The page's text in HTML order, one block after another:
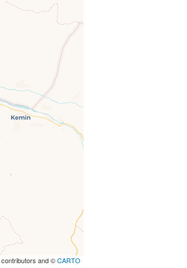
contributors and ©CARTO